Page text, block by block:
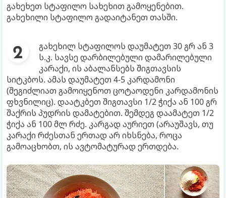
გახეხეთ სტაფილო სახეხით გამოყენებით.
გახეხილი სტაფილო გადაიტანეთ თასში.
გახეხილ სტაფილოს დაუმატეთ 30 გრ ან 3
ს.კ. სავსე დარბილებული დამარილებული
კარაქი, ის აბალანსებს შიგთავსის
სიტკბოს. ამას დაუმატეთ 4-5 კარდამონი
(შეგიძლიათ გამოიყენოთ ცოტაოდენი კარდამონის
ფხვნილიც). დაატკბეთ შიგთავსი 1/2 ჭიქა ან 100 გრ
შაქრის პუდრის დამატებით. შემდეგ დაამატეთ 1/2
ჭიქა ან 100 მლ რძე. კარგად აურიეთ (არაუშავს, თუ
კარაქი რძესთან ერთად არ იხსნება, როცა
გამოაცხობთ, ის ავტომატურად ერთდება.